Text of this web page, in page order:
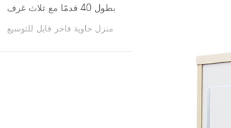
بطول 40 قدمًا مع ثلاث غرف
نوم
منزل حاوية فاخر قابل للتوسيع